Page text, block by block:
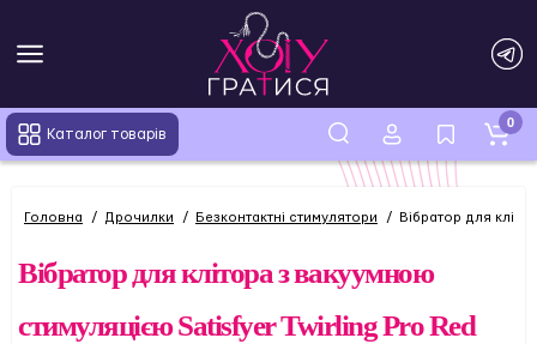
Каталог товарів
0
Головна Дрочилки Безконтактні стимулятори Вібратор для
Вібратор для клітора з вакуумною
стимуляцією Satisfyer Twirling Pro Red